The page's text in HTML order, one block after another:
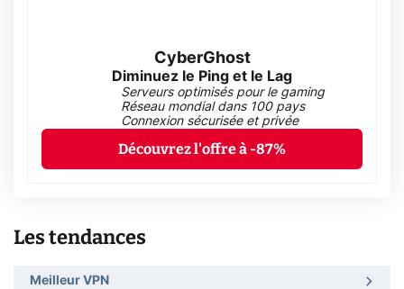
CyberGhost
Diminuez le Ping et le Lag
Serveurs optimisés pour le gaming
Réseau mondial dans 100 pays
Connexion sécurisée et privée
Découvrez l'offre à -87%
Les tendances
Meilleur VPN